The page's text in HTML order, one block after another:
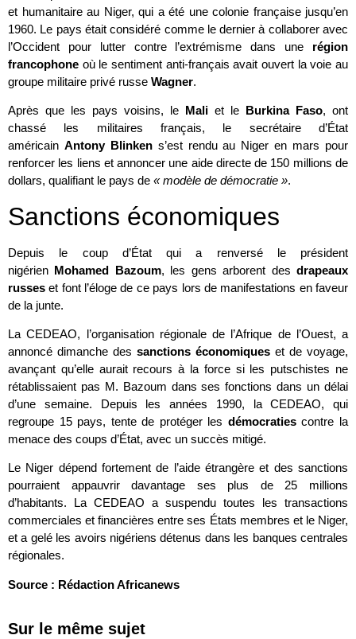
et humanitaire au Niger, qui a été une colonie française jusqu’en
1960. Le pays était considéré comme le dernier à collaborer avec
l’Occident pour lutter contre l’extrémisme dans une région
francophone où le sentiment anti-français avait ouvert la voie au
groupe militaire privé russe Wagner.
Après que les pays voisins, le Mali et le Burkina Faso, ont
chassé les militaires français, le secrétaire d’État
américain Antony Blinkens’est rendu au Niger en mars pour
renforcer les liens et annoncer une aide directe de 150 millions de
dollars, qualifiant le pays de « modèle de démocratie ».
Sanctions économiques
Depuis le coup d’État qui a renversé le président
nigérien Mohamed Bazoum, les gens arborent desdrapeaux
russes et font l’éloge de ce pays lors de manifestations en faveur
de la junte.
La CEDEAO, l’organisation régionale de l’Afrique de l’Ouest, a
annoncé dimanche des sanctions économiques et de voyage,
avançant qu’elle aurait recours à la force si les putschistes ne
rétablissaient pas M. Bazoum dans ses fonctions dans un délai
d’une semaine. Depuis les années 1990, la CEDEAO, qui
regroupe 15 pays, tente de protéger les démocratiescontre la
menace des coups d’État, avec un succès mitigé.
Le Niger dépend fortement de l’aide étrangère et des sanctions
pourraient appauvrir davantage ses plus de 25 millions
d’habitants. La CEDEAO a suspendu toutes les transactions
commerciales et financières entre ses États membres et le Niger,
et a gelé les avoirs nigériens détenus dans les banques centrales
régionales.
Source : Rédaction Africanews
Sur le même sujet